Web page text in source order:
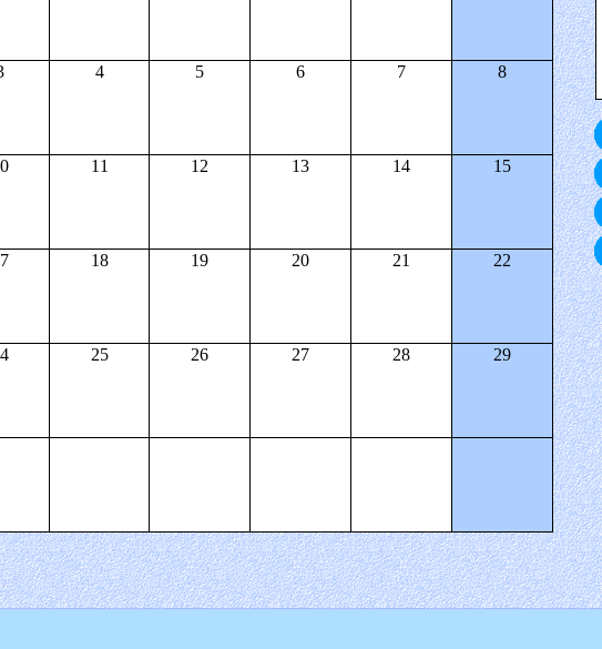
4 5 6 7 8
11 12 13 14 15
18 19 20 21 22
25 26 27 28 29